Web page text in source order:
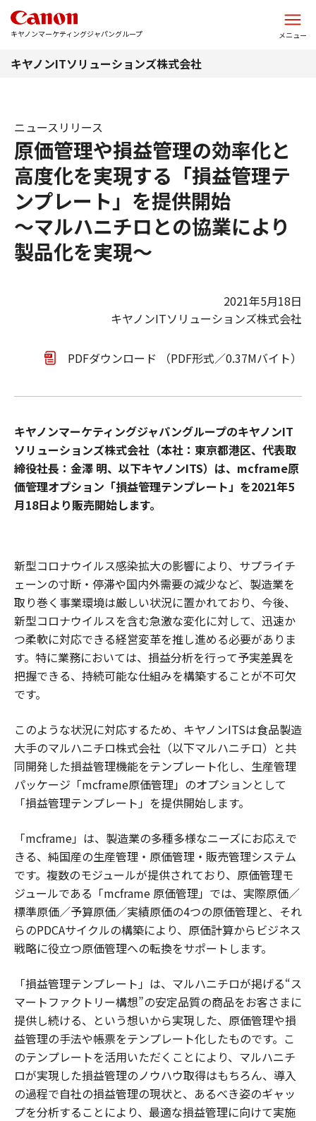
キヤノンマーケティングジャパングループ メニュー
キヤノンITソリューションズ株式会社
原価管理や損益管理の効率化と
高度化を実現する「損益管理テ
ンプレート」を提供開始
～マルハニチロとの協業により
製品化を実現～
ニュースリリース
2021年5月18日
キヤノンITソリューションズ株式会社
PDFダウンロード （PDF形式／0.37Mバイト）
キヤノンマーケティングジャパングループのキヤノンIT
ソリューションズ株式会社（本社：東京都港区、代表取
締役社長：金澤 明、以下キヤノンITS）は、mcframe原
価管理オプション「損益管理テンプレート」を2021年5
月18日より販売開始します。
新型コロナウイルス感染拡大の影響により、サプライチ
ェーンの寸断・停滞や国内外需要の減少など、製造業を
取り巻く事業環境は厳しい状況に置かれており、今後、
新型コロナウイルスを含む急激な変化に対して、迅速か
つ柔軟に対応できる経営変革を推し進める必要がありま
す。特に業務においては、損益分析を行って予実差異を
把握できる、持続可能な仕組みを構築することが不可欠
です。
このような状況に対応するため、キヤノンITSは食品製造
大手のマルハニチロ株式会社（以下マルハニチロ）と共
同開発した損益管理機能をテンプレート化し、生産管理
パッケージ「mcframe原価管理」のオプションとして
「損益管理テンプレート」を提供開始します。
「mcframe」は、製造業の多種多様なニーズにお応えで
きる、純国産の生産管理・原価管理・販売管理システム
です。複数のモジュールが提供されており、原価管理モ
ジュールである「mcframe 原価管理」では、実際原価／
標準原価／予算原価／実績原価の4つの原価管理と、それ
らのPDCAサイクルの構築により、原価計算からビジネス
戦略に役立つ原価管理への転換をサポートします。
「損益管理テンプレート」は、マルハニチロが掲げる“ス
マートファクトリー構想”の安定品質の商品をお客さまに
提供し続ける、という想いから実現した、原価管理や損
益管理の手法や帳票をテンプレート化したものです。こ
のテンプレートを活用いただくことにより、マルハニチ
ロが実現した損益管理のノウハウ取得はもちろん、導入
の過程で自社の損益管理の現状と、あるべき姿のギャッ
プを分析することにより、最適な損益管理に向けて実施